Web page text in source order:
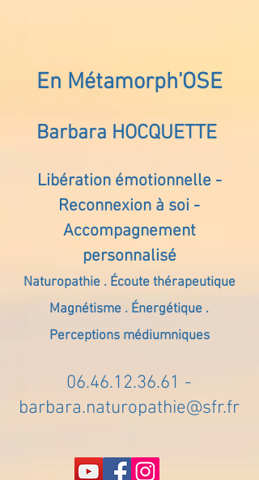
En Métamorph'OSE
Barbara HOCQUETTE
Libération émotionnelle -
Reconnexion à soi -
Accompagnement
personnalisé
Naturopathie . Écoute thérapeutique
Magnétisme . Énergétique .
Perceptions médiumniques
06.46.12.36.61 -
barbara.naturopathie@sfr.fr